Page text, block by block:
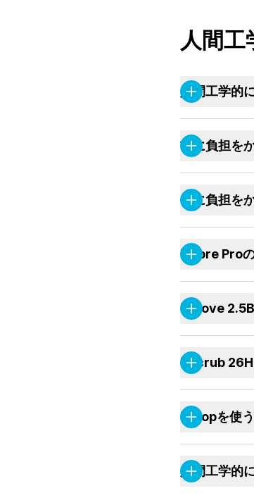
人間
人間工学的
首に負担を
体に負担を
i-fibre Proの
i-move 2.5B
i-scrub 26H
i-mopを使
人間工学的